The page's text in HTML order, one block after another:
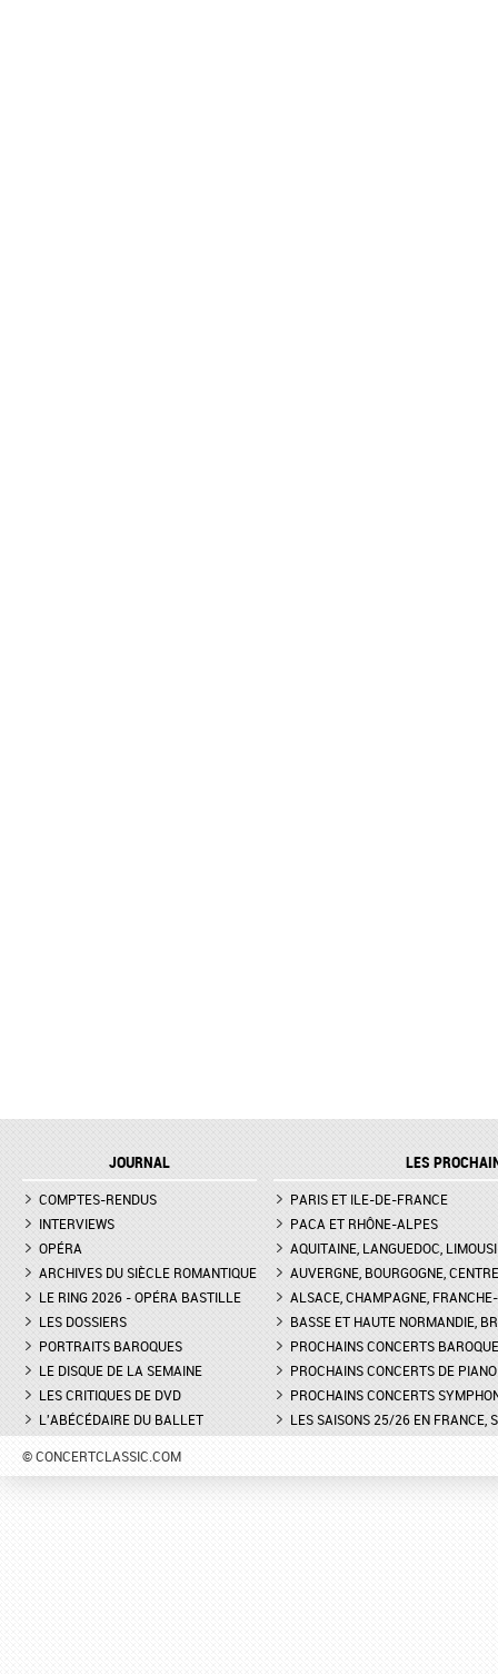
JOURNAL
COMPTES-RENDUS
INTERVIEWS
OPÉRA
ARCHIVES DU SIÈCLE ROMANTIQUE
LE RING 2026 - OPÉRA BASTILLE
LES DOSSIERS
PORTRAITS BAROQUES
LE DISQUE DE LA SEMAINE
LES CRITIQUES DE DVD
L'ABÉCÉDAIRE DU BALLET
LES
PARIS ET ILE-DE-FRANCE
PACA ET RHÔNE-ALPES
AQUITAINE, LANGUEDOC,
AUVERGNE, BOURGOGNE, CENTRE
ALSACE, CHAMPAGNE,
BASSE ET HAUTE NORMANDIE,
PROCHAINS CONCERTS
PROCHAINS CONCERTS DE PIANO
PROCHAINS CONCERTS
LES SAISONS 25/26 EN FRANCE,
© CONCERTCLASSIC.COM